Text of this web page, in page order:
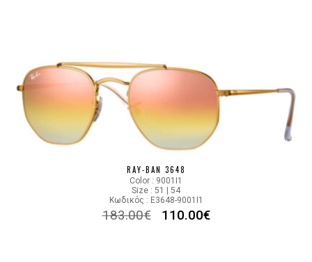
RAY-BAN 3648
Color : 9001I1
Size : 51 | 54
Κωδικός : E3648-9001I1
183.00€ 110.00€